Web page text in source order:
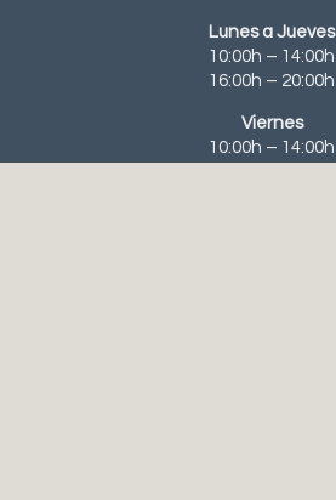
Lunes a Jueves
10:00h – 14:00h
16:00h – 20:00h
Viernes
10:00h – 14:00h